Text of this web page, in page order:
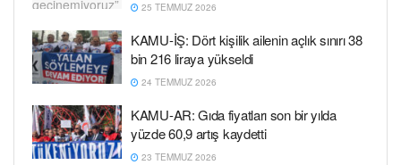
25 TEMMUZ 2026
KAMU-İŞ: Dört kişilik ailenin açlık sınırı 38
bin 216 liraya yükseldi
24 TEMMUZ 2026
KAMU-AR: Gıda fiyatları son bir yılda
yüzde 60,9 artış kaydetti
23 TEMMUZ 2026